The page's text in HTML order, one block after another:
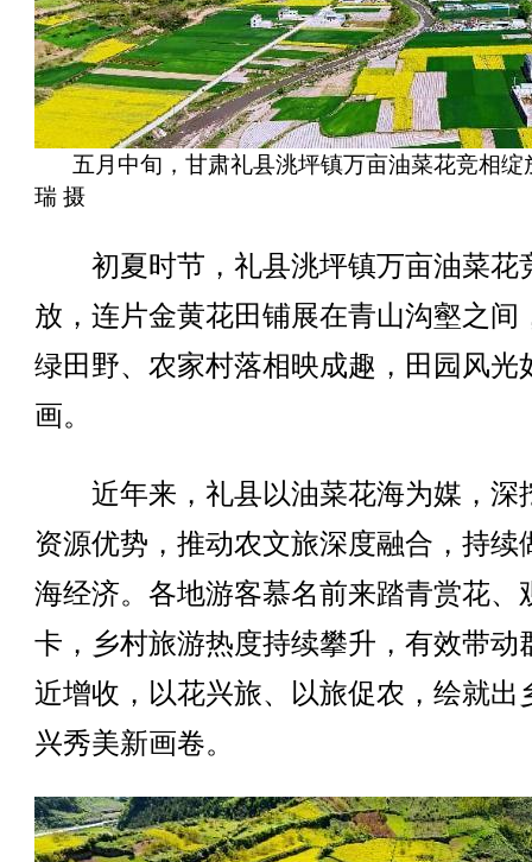
五月中旬，甘肃礼县洮坪镇万亩油菜花竞相绽
瑞 摄
初夏时节，礼县洮坪镇万亩油菜花
放，连片金黄花田铺展在青山沟壑之间
绿田野、农家村落相映成趣，田园风光
画。
近年来，礼县以油菜花海为媒，深
资源优势，推动农文旅深度融合，持续
海经济。各地游客慕名前来踏青赏花、
卡，乡村旅游热度持续攀升，有效带动
近增收，以花兴旅、以旅促农，绘就出
兴秀美新画卷。